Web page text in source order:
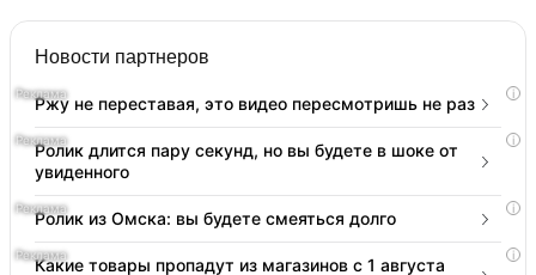
Новости партнеров
i
Ржу не переставая, это видео пересмотришь не раз
i
Ролик длится пару секунд, но вы будете в шоке от
увиденного
i
Ролик из Омска: вы будете смеяться долго
i
Какие товары пропадут из магазинов с 1 августа